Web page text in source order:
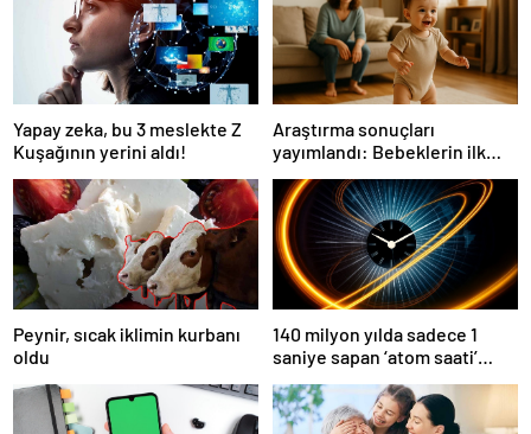
Yapay zeka, bu 3 meslekte Z
Kuşağının yerini aldı!
Araştırma sonuçları
yayımlandı: Bebeklerin ilk
adımında genetik ve çevre
etkisi
Peynir, sıcak iklimin kurbanı
oldu
140 milyon yılda sadece 1
saniye sapan ‘atom saati’
geliştirildi